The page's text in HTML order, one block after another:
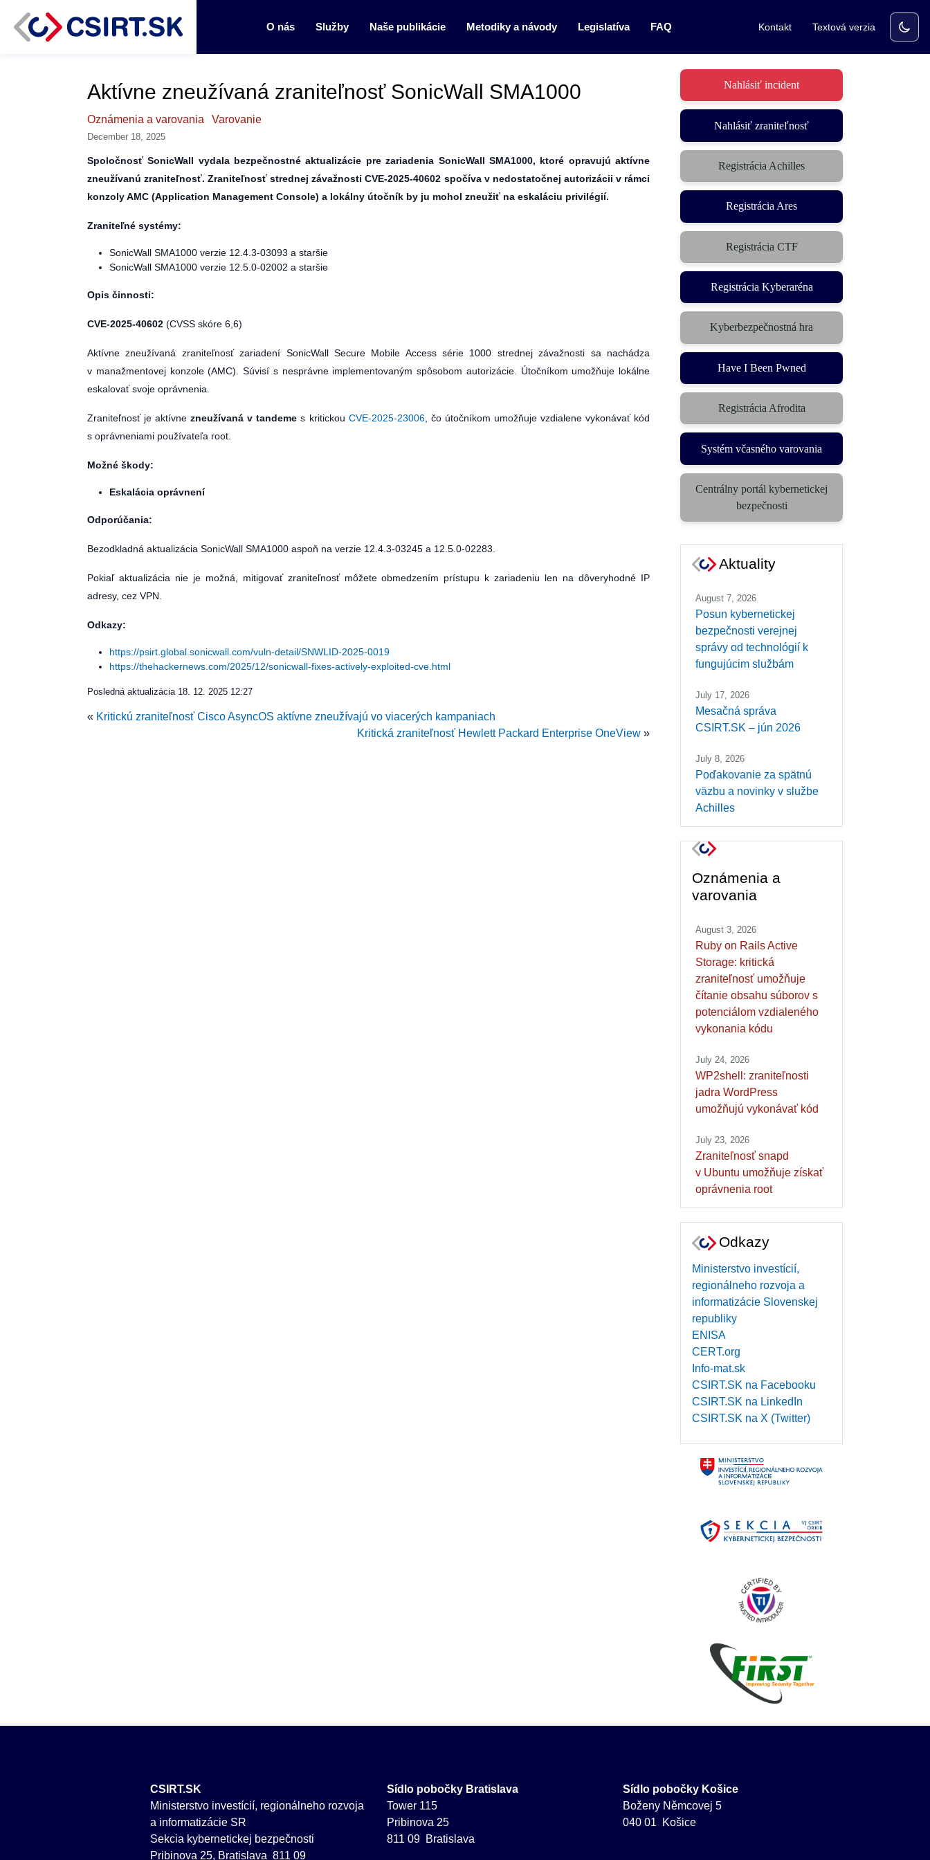
O nás Služby Naše publikácie Metodiky a návody Legislatíva FAQ Kontakt Textová verzia
Aktívne zneužívaná zraniteľnosť SonicWall SMA1000
Oznámenia a varovania Varovanie
December 18, 2025
Spoločnosť SonicWall vydala bezpečnostné aktualizácie pre zariadenia SonicWall SMA1000, ktoré opravujú aktívne
zneužívanú zraniteľnosť. Zraniteľnosť strednej závažnosti CVE‑2025‑40602 spočíva v nedostatočnej autorizácii v rámci
konzoly AMC (Application Management Console) a lokálny útočník by ju mohol zneužiť na eskaláciu privilégií.
Zraniteľné systémy:
SonicWall SMA1000 verzie 12.4.3-03093 a staršie
SonicWall SMA1000 verzie 12.5.0-02002 a staršie
Opis činnosti:
CVE-2025-40602 (CVSS skóre 6,6)
Aktívne zneužívaná zraniteľnosť zariadení SonicWall Secure Mobile Access série 1000 strednej závažnosti sa nachádza
v manažmentovej konzole (AMC). Súvisí s nesprávne implementovaným spôsobom autorizácie. Útočníkom umožňuje lokálne
eskalovať svoje oprávnenia.
Zraniteľnosť je aktívnezneužívaná v tandeme s kritickou CVE-2025-23006, čo útočníkom umožňuje vzdialene vykonávať kód
s oprávneniami používateľa root.
Možné škody:
Eskalácia oprávnení
Odporúčania:
Bezodkladná aktualizácia SonicWall SMA1000 aspoň na verzie 12.4.3-03245 a 12.5.0-02283.
Pokiaľ aktualizácia nie je možná, mitigovať zraniteľnosť môžete obmedzením prístupu k zariadeniu len na dôveryhodné IP
adresy, cez VPN.
Odkazy:
https://psirt.global.sonicwall.com/vuln-detail/SNWLID-2025-0019
https://thehackernews.com/2025/12/sonicwall-fixes-actively-exploited-cve.html
Posledná aktualizácia 18. 12. 2025 12:27
« Kritickú zraniteľnosť Cisco AsyncOS aktívne zneužívajú vo viacerých kampaniach
Kritická zraniteľnosť Hewlett Packard Enterprise OneView »
Nahlásiť incident
Nahlásiť zraniteľnosť
Registrácia Achilles
Registrácia Ares
Registrácia CTF
(otvorí sa v novom okne)
Registrácia Kyberaréna
Kyberbezpečnostná hra
(otvorí sa v novom okne)
Have I Been Pwned
Registrácia Afrodita
Systém včasného varovania
(otvorí sa v novom okne)
Centrálny portál kybernetickej
bezpečnosti(otvorí sa v novom okne)
Aktuality
August 7, 2026
Posun kybernetickej
bezpečnosti verejnej
správy od technológií k
fungujúcim službám
July 17, 2026
Mesačná správa
CSIRT.SK – jún 2026
July 8, 2026
Poďakovanie za spätnú
väzbu a novinky v službe
Achilles
Oznámenia a
varovania
August 3, 2026
Ruby on Rails Active
Storage: kritická
zraniteľnosť umožňuje
čítanie obsahu súborov s
potenciálom vzdialeného
vykonania kódu
July 24, 2026
WP2shell: zraniteľnosti
jadra WordPress
umožňujú vykonávať kód
July 23, 2026
Zraniteľnosť snapd
v Ubuntu umožňuje získať
oprávnenia root
Odkazy
Ministerstvo investícií,
regionálneho rozvoja a
informatizácie Slovenskej
republiky
ENISA
CERT.org
Info-mat.sk
CSIRT.SK na Facebooku
CSIRT.SK na LinkedIn
CSIRT.SK na X (Twitter)
CSIRT.SK
Ministerstvo investícií, regionálneho rozvoja
a informatizácie SR
Sekcia kybernetickej bezpečnosti
Pribinova 25, Bratislava 811 09
Sídlo pobočky Bratislava
Tower 115
Pribinova 25
811 09 Bratislava
Sídlo pobočky Košice
Boženy Němcovej 5
040 01 Košice